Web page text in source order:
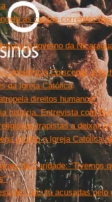
as contas correntes
o governo da
Episcopal, é
da Igreja Católica
direitos humanos”
história. Entrevista com
trapistas a deixar a
proibiu a Igreja Católica
da Caridade: “Tivemos
de Calcutá acusadas pelo